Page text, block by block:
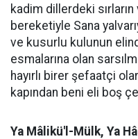
kadim dillerdeki
bereketiyle Sana
ve kusurlu kulunun
esmalarına olan
hayırlı birer şefaatçi
kapından beni eli boş
Ya Mâlikü'l-Mülk, Ya